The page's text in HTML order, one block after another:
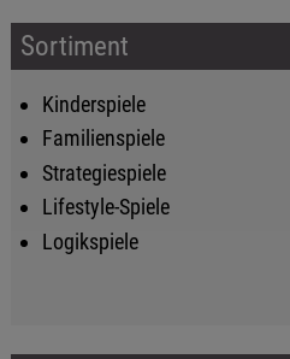
Sortiment
Kinderspiele
Familienspiele
Strategiespiele
Lifestyle-Spiele
Logikspiele